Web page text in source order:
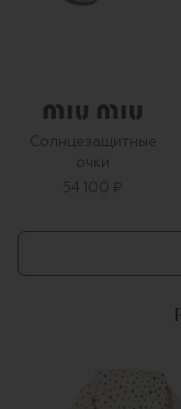
Солнцезащитные
очки
54 100 ₽